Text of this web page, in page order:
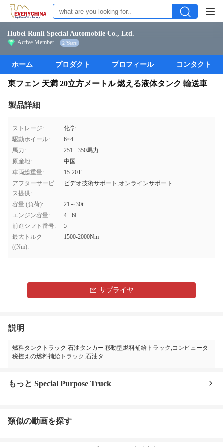
Hubei Runli Special Automobile Co., Ltd.
Active Member 2 Years
ホーム プロダクト プロフィール コンタクト
東フェン 天満 20立方メートル 燃える液体タンク 輸送車
製品詳細
ストレージ:
化学
駆動ホイール:
6×4
馬力:
251 - 350馬力
原産地:
中国
車両総重量:
15-20T
アフターサービ
ス提供:
ビデオ技術サポート,オンラインサポート
容量 (負荷):
21～30t
エンジン容量:
4 - 6L
前進シフト番号:
5
最大トルク
((Nm):
1500-2000Nm
サプライヤ
説明
燃料タンクトラック 石油タンカー 移動型燃料補給トラック,コンピュータ
税控えの燃料補給トラック,石油タ...
もっと Special Purpose Truck
類似の動画を探す